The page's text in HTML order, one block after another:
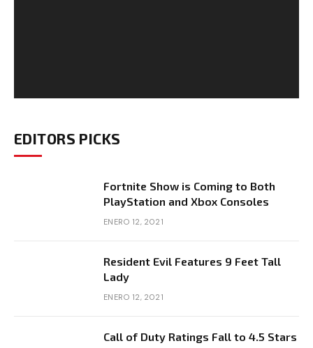
EDITORS PICKS
Fortnite Show is Coming to Both
PlayStation and Xbox Consoles
ENERO 12, 2021
Resident Evil Features 9 Feet Tall
Lady
ENERO 12, 2021
Call of Duty Ratings Fall to 4.5 Stars